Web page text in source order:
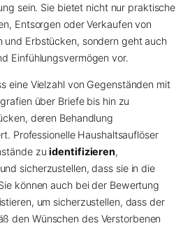
sein. Sie bietet nicht nur praktische
Entsorgen oder Verkaufen von
und Erbstücken, sondern geht auch
Einfühlungsvermögen vor.
eine Vielzahl von Gegenständen mit
über Briefe bis hin zu
deren Behandlung
Professionelle Haushaltsauflöser
zuidentifizieren,
sicherzustellen, dass sie in die
können auch bei der Bewertung
um sicherzustellen, dass der
den Wünschen des Verstorbenen